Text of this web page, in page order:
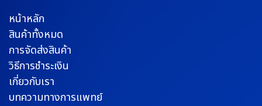
หน้าหลัก
สินค้าทั้งหมด
การจัดส่งสินค้า
วิธีการชำระเงิน
เกี่ยวกับเรา
บทความทางการแพทย์